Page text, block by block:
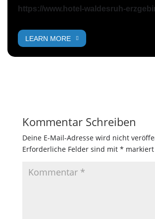
https://www.hotel-waldesruh-
LEARN MORE
Kommentar Schreiben
Deine E-Mail-Adresse wird nicht
Erforderliche Felder sind mit * markiert